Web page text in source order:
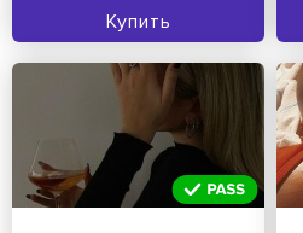
Купить